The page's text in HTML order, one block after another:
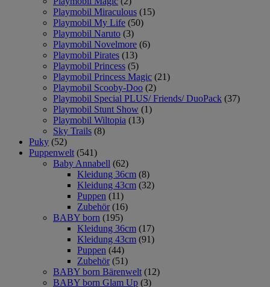
Playmobil Miraculous (15)
Playmobil My Life (50)
Playmobil Naruto (3)
Playmobil Novelmore (6)
Playmobil Pirates (13)
Playmobil Princess (5)
Playmobil Princess Magic (21)
Playmobil Scooby-Doo (2)
Playmobil Special PLUS/ Friends/ DuoPack (37)
Playmobil Stunt Show (1)
Playmobil Wiltopia (13)
Sky Trails (8)
Puky (52)
Puppenwelt (541)
Baby Annabell (62)
Kleidung 36cm (8)
Kleidung 43cm (32)
Puppen (11)
Zubehör (16)
BABY born (195)
Kleidung 36cm (17)
Kleidung 43cm (91)
Puppen (44)
Zubehör (51)
BABY born Bärenwelt (12)
BABY born Glam Up (3)